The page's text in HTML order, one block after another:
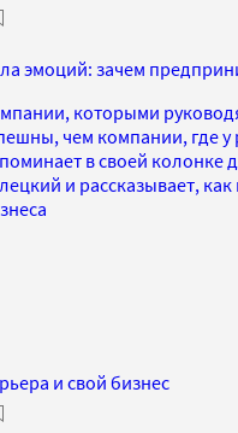
эмоций: зачем
которыми
чем компании, где у
в своей колонке
и рассказывает,
и свой бизнес